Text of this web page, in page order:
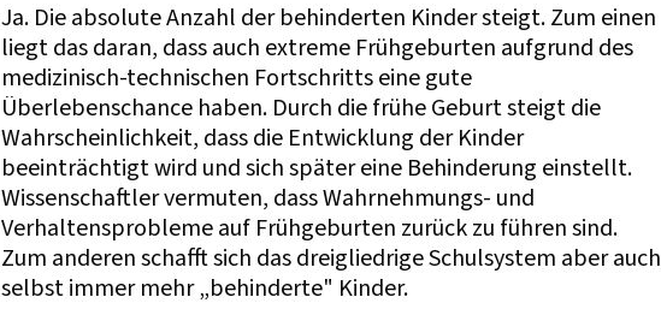
Ja. Die absolute Anzahl der behinderten Kinder steigt. Zum einen
liegt das daran, dass auch extreme Frühgeburten aufgrund des
medizinisch-technischen Fortschritts eine gute
Überlebenschance haben. Durch die frühe Geburt steigt die
Wahrscheinlichkeit, dass die Entwicklung der Kinder
beeinträchtigt wird und sich später eine Behinderung einstellt.
Wissenschaftler vermuten, dass Wahrnehmungs- und
Verhaltensprobleme auf Frühgeburten zurück zu führen sind.
Zum anderen schafft sich das dreigliedrige Schulsystem aber auch
selbst immer mehr „behinderte" Kinder.